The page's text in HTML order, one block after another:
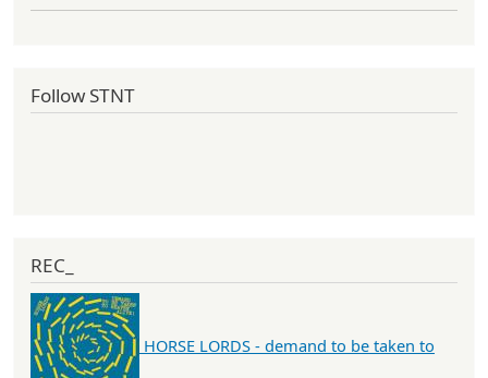
Follow STNT
REC_
HORSE LORDS - demand to be taken to